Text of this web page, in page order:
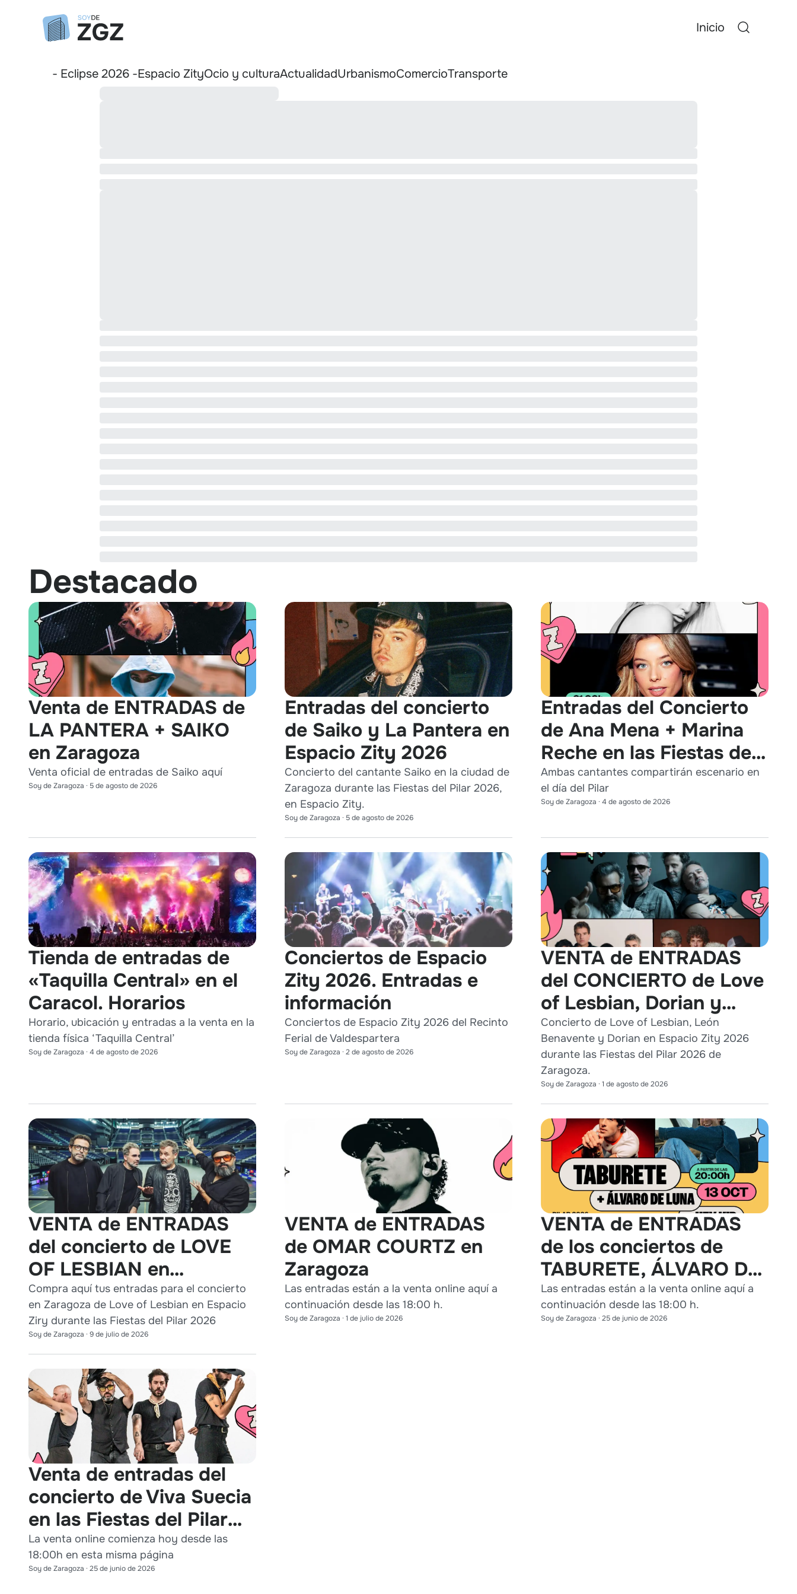
Inicio
- Eclipse 2026 -Espacio ZityOcio y culturaActualidadUrbanismoComercioTransporte
Destacado
Venta de ENTRADAS de
LA PANTERA + SAIKO
en Zaragoza
Venta oficial de entradas de Saiko aquí
Soy de Zaragoza · 5 de agosto de 2026
Entradas del concierto
de Saiko y La Pantera en
Espacio Zity 2026
Concierto del cantante Saiko en la ciudad de
Zaragoza durante las Fiestas del Pilar 2026,
en Espacio Zity.
Soy de Zaragoza · 5 de agosto de 2026
Entradas del Concierto
de Ana Mena + Marina
Reche en las Fiestas del
Pilar 2026
Ambas cantantes compartirán escenario en
el día del Pilar
Soy de Zaragoza · 4 de agosto de 2026
Tienda de entradas de
«Taquilla Central» en el
Caracol. Horarios
Horario, ubicación y entradas a la venta en la
tienda física ‘Taquilla Central’
Soy de Zaragoza · 4 de agosto de 2026
Conciertos de Espacio
Zity 2026. Entradas e
información
Conciertos de Espacio Zity 2026 del Recinto
Ferial de Valdespartera
Soy de Zaragoza · 2 de agosto de 2026
VENTA de ENTRADAS
del CONCIERTO de Love
of Lesbian, Dorian y
León Benavente en
Zaragoza 2026
Concierto de Love of Lesbian, León
Benavente y Dorian en Espacio Zity 2026
durante las Fiestas del Pilar 2026 de
Zaragoza.
Soy de Zaragoza · 1 de agosto de 2026
VENTA de ENTRADAS
del concierto de LOVE
OF LESBIAN en
Zaragoza durante Pilares
2026
Compra aquí tus entradas para el concierto
en Zaragoza de Love of Lesbian en Espacio
Ziry durante las Fiestas del Pilar 2026
Soy de Zaragoza · 9 de julio de 2026
VENTA de ENTRADAS
de OMAR COURTZ en
Zaragoza
Las entradas están a la venta online aquí a
continuación desde las 18:00 h.
Soy de Zaragoza · 1 de julio de 2026
VENTA de ENTRADAS
de los conciertos de
TABURETE, ÁLVARO DE
LUNA y HEY KID en
Zaragoza
Las entradas están a la venta online aquí a
continuación desde las 18:00 h.
Soy de Zaragoza · 25 de junio de 2026
Venta de entradas del
concierto de Viva Suecia
en las Fiestas del Pilar
2026
La venta online comienza hoy desde las
18:00h en esta misma página
Soy de Zaragoza · 25 de junio de 2026